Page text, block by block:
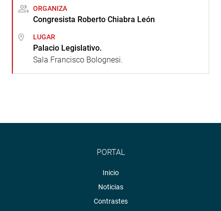
ORGANIZA
Congresista Roberto Chiabra León
LUGAR
Palacio Legislativo.
Sala Francisco Bolognesi.
PORTAL
Inicio
Noticias
Contrastes